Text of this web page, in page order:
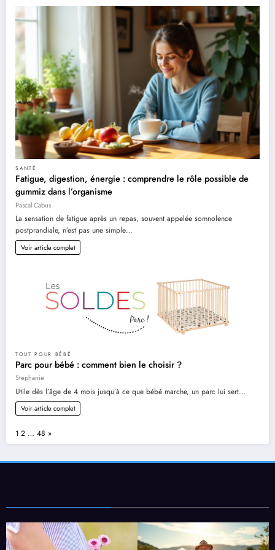
SANTÉ
Fatigue, digestion, énergie : comprendre le rôle possible de
gummiz dans l’organisme
Pascal Cabus
La sensation de fatigue après un repas, souvent appelée somnolence
postprandiale, n’est pas une simple…
Voir article complet
TOUT POUR BÉBÉ
Parc pour bébé : comment bien le choisir ?
Stephanie
Utile dès l’âge de 4 mois jusqu’à ce que bébé marche, un parc lui sert…
Voir article complet
Page:
1 2 … 48 Next
»